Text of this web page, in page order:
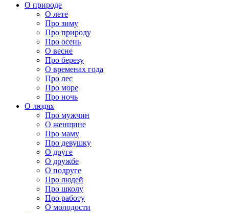
О природе
О лете
Про зиму
Про природу
Про осень
О весне
Про березу
О временах года
Про лес
Про море
Про ночь
О людях
Про мужчин
О женщине
Про маму
Про девушку
О друге
О дружбе
О подруге
Про людей
Про школу
Про работу
О молодости